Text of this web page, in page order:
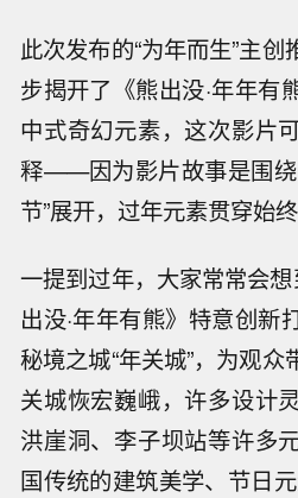
此次发布的“为年而生”主
步揭开了《熊出没·年年有
中式奇幻元素，这次影片
释——因为影片故事是围绕
节”展开，过年元素贯穿始终
一提到过年，大家常常会想
出没·年年有熊》特意创新
秘境之城“年关城”，为观
关城恢宏巍峨，许多设计
洪崖洞、李子坝站等许多
国传统的建筑美学、节日